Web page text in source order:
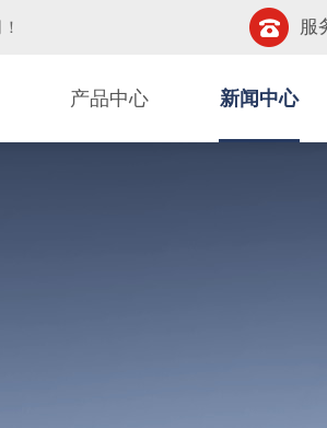
！ 服
产品中心 新闻中心